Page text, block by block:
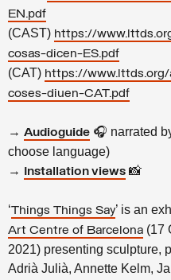
EN.pdf
(CAST) https://
cosas-dicen-ES.pdf
(CAT) https://
coses-diuen-CAT.pdf
→ Audioguide 🎧 narrated
choose language)
→
Installation views 📸
‘Things Things Say’ is an
Art Centre of Barcelona (17
2021) presenting sculpture,
Adrià Julià, Annette Kelm,